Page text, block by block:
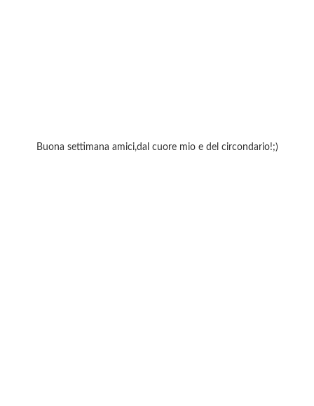
Buona settimana amici,dal cuore mio e del circondario!;)